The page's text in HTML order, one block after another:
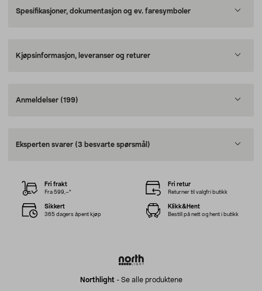
Spesifikasjoner, dokumentasjon og ev. faresymboler
Kjøpsinformasjon, leveranser og returer
Anmeldelser (199)
Eksperten svarer (3 besvarte spørsmål)
Northlight - Se alle produktene
Fri frakt
Fra 599,–*
Fri retur
Returner til valgfri butikk
Sikkert
365 dagers åpent kjøp
Klikk&Hent
Bestill på nett og hent i butikk